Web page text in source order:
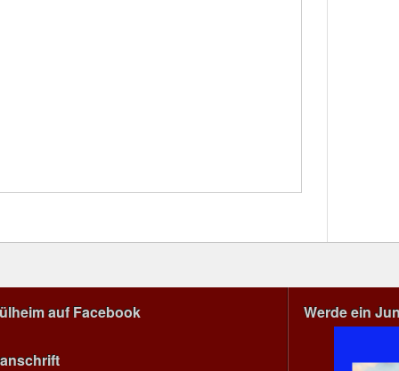
auf Facebook Werde ein